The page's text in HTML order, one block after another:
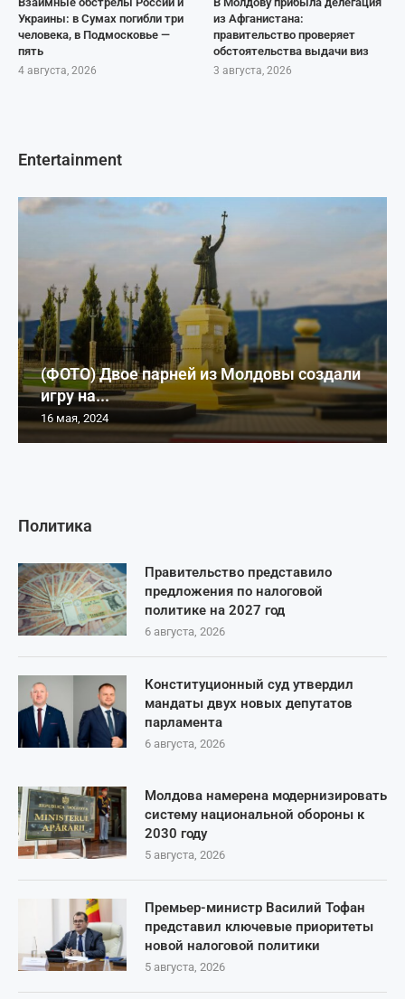
Политика
Правительство представило
предложения по налоговой
политике на 2027 год
6 августа, 2026
Конституционный суд утвердил
мандаты двух новых депутатов
парламента
6 августа, 2026
Молдова намерена модернизировать
систему национальной обороны к
2030 году
5 августа, 2026
Премьер-министр Василий Тофан
представил ключевые приоритеты
новой налоговой политики
5 августа, 2026
Украины: в Сумах погибли три
человека, в Подмосковье —
пять
4 августа, 2026
из Афганистана:
правительство проверяет
обстоятельства выдачи виз
3 августа, 2026
Entertainment
(ФОТО) Двое парней из Молдовы создали
игру на...
16 мая, 2024